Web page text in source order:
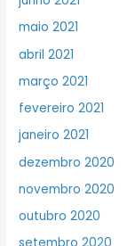
maio 2021
abril 2021
março 2021
fevereiro 2021
janeiro 2021
dezembro 2020
novembro 2020
outubro 2020